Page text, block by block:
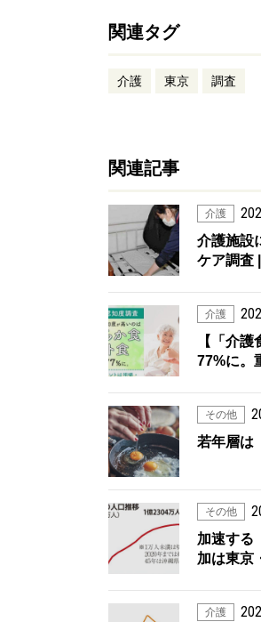
関連タグ
介護 東京 調査
関連記事
介護
介護施設
ケア調査
介護
【「介
77%に。
その他
若年層は
その他
加速する
加は東京
介護